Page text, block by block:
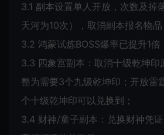
3.1 副本设置单人开放，次数及掉
天河为10次），取消副本报名物品
3.2 鸿蒙试炼BOSS爆率已提升1倍
3.3 四象宫副本：取消十级乾坤印
整为需要3个九级乾坤印；开放雷
个十级乾坤印可以兑换到；
3.4 财神/童子副本：兑换财神凭